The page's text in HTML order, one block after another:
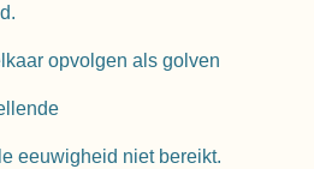
opvolgen als golven
eeuwigheid niet bereikt.